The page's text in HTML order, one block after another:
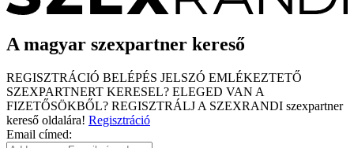
A magyar szexpartner kereső
REGISZTRÁCIÓ BELÉPÉS JELSZÓ EMLÉKEZTETŐ
SZEXPARTNERT KERESEL? ELEGED VAN A
FIZETŐSÖKBŐL? REGISZTRÁLJ A SZEXRANDI szexpartner
kereső oldalára! Regisztráció
Email címed: